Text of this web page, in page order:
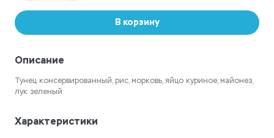
В корзину
Описание
Тунец консервированный, рис, морковь, яйцо куриное, майонез,
лук зеленый
Характеристики